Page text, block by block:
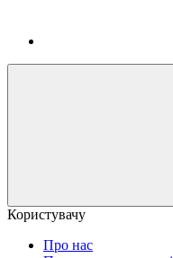
Користувачу
Про нас